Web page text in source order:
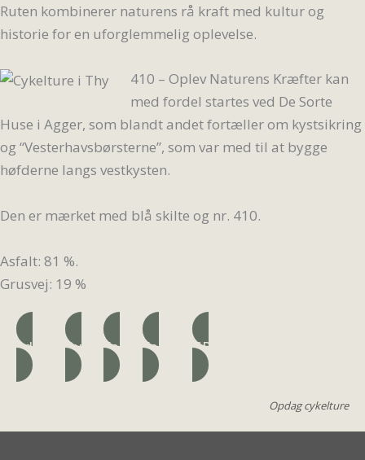
Ruten kombinerer naturens rå kraft med kultur og
historie for en uforglemmelig oplevelse.
410 – Oplev Naturens Kræfter kan
med fordel startes ved De Sorte
Huse i Agger, som blandt andet fortæller om kystsikring
og “Vesterhavsbørsterne”, som var med til at bygge
høfderne langs vestkysten.
Den er mærket med blå skilte og nr. 410.
Asfalt: 81 %.
Grusvej: 19 %
Adresse Ruten Folder Folder 2 GPX
Opdag cykelture